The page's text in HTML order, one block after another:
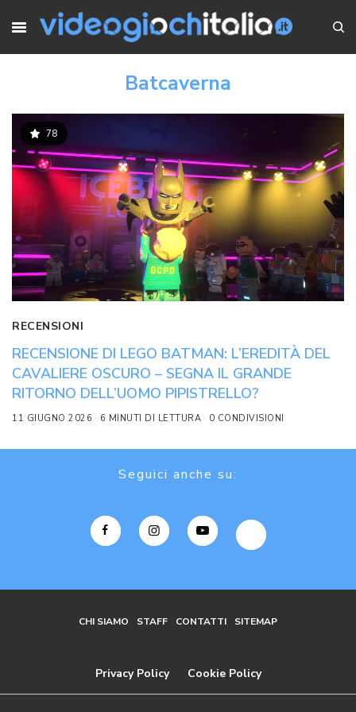
Batcaverna
78
RECENSIONI
RECENSIONE DI LEGO BATMAN: L’EREDITÀ DEL
CAVALIERE OSCURO – SEGNA IL GRANDE
RITORNO DELL’UOMO PIPISTRELLO?
11 GIUGNO 2026 6 MINUTI DI LETTURA 0 CONDIVISIONI
Seguici anche su:
CHI SIAMO STAFF CONTATTI SITEMAP
Privacy Policy Cookie Policy